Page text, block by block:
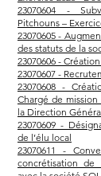
23070604 -
Pitchouns –
23070605 -
des statuts de la
23070606 -
23070607 -
23070608 -
Chargé de
la Direction
23070609 -
de l’élu local
23070611 -
concrétisation